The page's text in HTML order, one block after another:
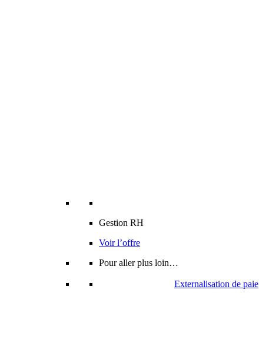
Gestion RH
Voir l’offre
Pour aller plus loin…
Externalisation de paie